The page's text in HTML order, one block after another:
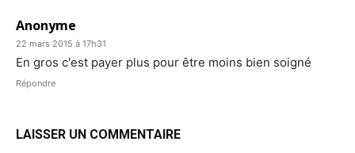
Anonyme
22 mars 2015 à 17h31
En gros c'est payer plus pour être moins bien soigné
Répondre
LAISSER UN COMMENTAIRE